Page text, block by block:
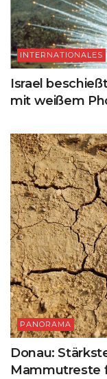
INTERNATIONALES
Israel
mit weißem
PANORAMA
Donau:
Mammutreste